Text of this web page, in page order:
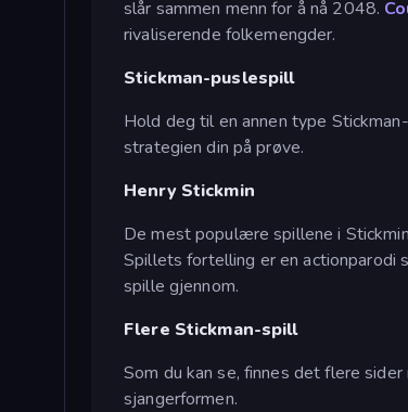
slår sammen menn for å nå 2048.
rivaliserende folkemengder.
Stickman-puslespill
Hold deg til en annen type
strategien din på prøve.
Henry Stickmin
De mest populære spillene i
Spillets fortelling er en actionparodi
spille gjennom.
Flere Stickman-spill
Som du kan se, finnes det flere
sjangerformen.